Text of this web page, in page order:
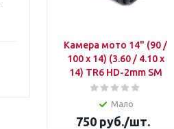
Камера мото 14" (90 /
100 х 14) (3.60 / 4.10 x
14) TR6 HD-2mm SM
Мало
750 руб./шт.